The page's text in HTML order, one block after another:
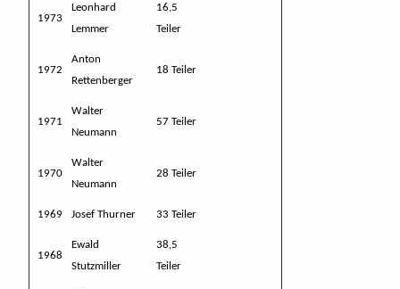
1973
Leonhard
Lemmer
16,5
Teiler
1972
Anton
Rettenberger
18 Teiler
1971
Walter
Neumann
57 Teiler
1970
Walter
Neumann
28 Teiler
1969 Josef Thurner 33 Teiler
1968
Ewald
Stutzmiller
38,5
Teiler